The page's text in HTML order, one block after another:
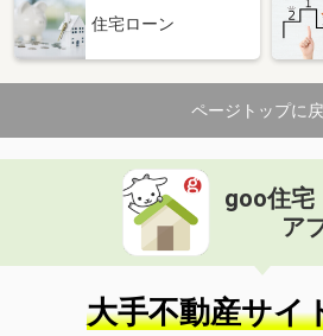
住宅ローン
ページトップに
goo住宅
ア
大手不動産サイ